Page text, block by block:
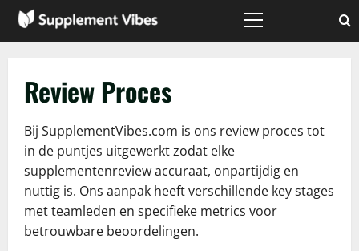
Skip
Primary
Review Proces
Bij SupplementVibes.com is ons review proces tot
in de puntjes uitgewerkt zodat elke
supplementenreview accuraat, onpartijdig en
nuttig is. Ons aanpak heeft verschillende key stages
met teamleden en specifieke metrics voor
betrouwbare beoordelingen.